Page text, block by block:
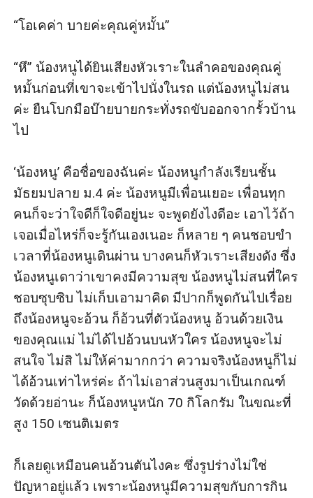
“โอเคค่า บายค่ะคุณคู่หมั้น”
“หึ” น้องหนูได้ยินเสียงหัวเราะในลำคอของคุณคู่
หมั้นก่อนที่เขาจะเข้าไปนั่งในรถ แต่น้องหนูไม่สน
ค่ะ ยืนโบกมือบ๊ายบายกระทั่งรถขับออกจากรั้วบ้าน
ไป
‘น้องหนู’ คือชื่อของฉันค่ะ น้องหนูกำลังเรียนชั้น
มัธยมปลาย ม.4 ค่ะ น้องหนูมีเพื่อนเยอะ เพื่อนทุก
คนก็จะว่าใจดีก็ใจดีอยู่นะ จะพูดยังไงดีอะ เอาไว้ถ้า
เจอเมื่อไหร่ก็จะรู้กันเองเนอะ ก็หลาย ๆ คนชอบขำ
เวลาที่น้องหนูเดินผ่าน บางคนก็หัวเราะเสียงดัง ซึ่ง
น้องหนูเดาว่าเขาคงมีความสุข น้องหนูไม่สนที่ใคร
ชอบซุบซิบ ไม่เก็บเอามาคิด มีปากก็พูดกันไปเรื่อย
ถึงน้องหนูจะอ้วน ก็อ้วนที่ตัวน้องหนู อ้วนด้วยเงิน
ของคุณแม่ ไม่ได้ไปอ้วนบนหัวใคร น้องหนูจะไม่
สนใจ ไม่สิ ไม่ให้ค่ามากกว่า ความจริงน้องหนูก็ไม่
ได้อ้วนเท่าไหร่ค่ะ ถ้าไม่เอาส่วนสูงมาเป็นเกณฑ์
วัดด้วยอ่านะ ก็น้องหนูหนัก 70 กิโลกรัม ในขณะที่
สูง 150 เซนติเมตร
ก็เลยดูเหมือนคนอ้วนตันไงคะ ซึ่งรูปร่างไม่ใช่
ปัญหาอยู่แล้ว เพราะน้องหนูมีความสุขกับการกิน